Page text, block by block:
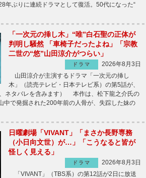
年ぶりに連続ドラマとして復活。50代になった“
「一次元の挿し木」“唯”白石聖の正体が
判明し騒然 「車椅子だったよね」「宗教
二世の“悠”山田涼介がつらい」
ドラマ
2026年8月3日
山田涼介が主演するドラマ「一次元の挿し
木」（読売テレビ・日本テレビ系）の第5話が、
ネタバレを含みます） 本作は、松下龍之介氏の
中で発掘された200年前の人骨が、失踪した妹の
日曜劇場「VIVANT」「まさか長野専務
（小日向文世）が…」「こうなると皆が
怪しく見える」
ドラマ
2026年8月3日
「VIVANT」（TBS系）の第12話が2日に放送